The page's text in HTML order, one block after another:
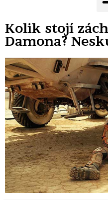
Kolik stojí
Damona?